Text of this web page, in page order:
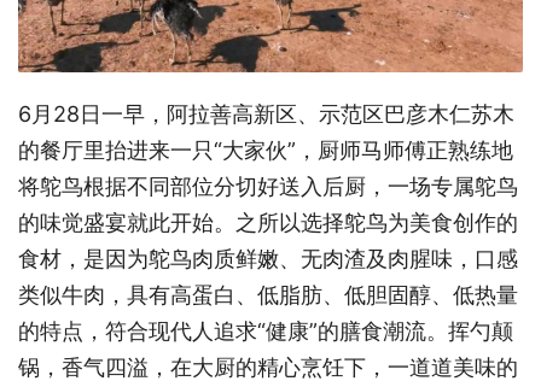
6月28日一早，阿拉善高新区、示范区巴彦木仁苏木
的餐厅里抬进来一只“大家伙”，厨师马师傅正熟练地
将鸵鸟根据不同部位分切好送入后厨，一场专属鸵鸟
的味觉盛宴就此开始。之所以选择鸵鸟为美食创作的
食材，是因为鸵鸟肉质鲜嫩、无肉渣及肉腥味，口感
类似牛肉，具有高蛋白、低脂肪、低胆固醇、低热量
的特点，符合现代人追求“健康”的膳食潮流。挥勺颠
锅，香气四溢，在大厨的精心烹饪下，一道道美味的